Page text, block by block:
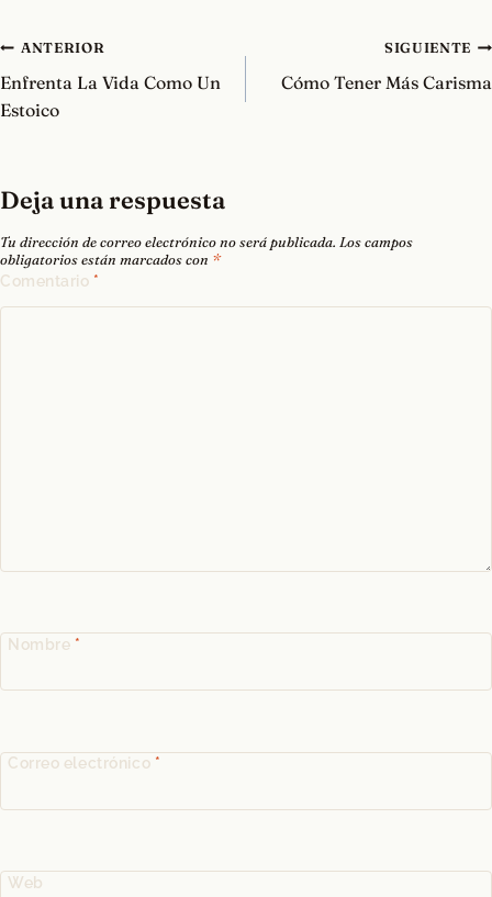
Navegación
de
entradas
ANTERIOR
Enfrenta La Vida Como Un
Estoico
SIGUIENTE
Cómo Tener Más Carisma
Deja una respuesta
Tu dirección de correo electrónico no será publicada. Los campos
obligatorios están marcados con *
Comentario *
Nombre *
Correo electrónico *
Web